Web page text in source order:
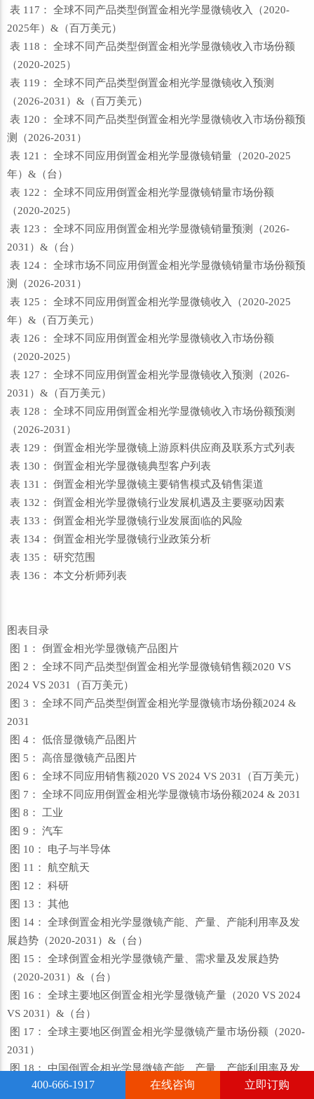
表 117： 全球不同产品类型倒置金相光学显微镜收入（2020-
2025年）&（百万美元）
表 118： 全球不同产品类型倒置金相光学显微镜收入市场份额
（2020-2025）
表 119： 全球不同产品类型倒置金相光学显微镜收入预测
（2026-2031）&（百万美元）
表 120： 全球不同产品类型倒置金相光学显微镜收入市场份额预
测（2026-2031）
表 121： 全球不同应用倒置金相光学显微镜销量（2020-2025
年）&（台）
表 122： 全球不同应用倒置金相光学显微镜销量市场份额
（2020-2025）
表 123： 全球不同应用倒置金相光学显微镜销量预测（2026-
2031）&（台）
表 124： 全球市场不同应用倒置金相光学显微镜销量市场份额预
测（2026-2031）
表 125： 全球不同应用倒置金相光学显微镜收入（2020-2025
年）&（百万美元）
表 126： 全球不同应用倒置金相光学显微镜收入市场份额
（2020-2025）
表 127： 全球不同应用倒置金相光学显微镜收入预测（2026-
2031）&（百万美元）
表 128： 全球不同应用倒置金相光学显微镜收入市场份额预测
（2026-2031）
表 129： 倒置金相光学显微镜上游原料供应商及联系方式列表
表 130： 倒置金相光学显微镜典型客户列表
表 131： 倒置金相光学显微镜主要销售模式及销售渠道
表 132： 倒置金相光学显微镜行业发展机遇及主要驱动因素
表 133： 倒置金相光学显微镜行业发展面临的风险
表 134： 倒置金相光学显微镜行业政策分析
表 135： 研究范围
表 136： 本文分析师列表
图表目录
图 1： 倒置金相光学显微镜产品图片
图 2： 全球不同产品类型倒置金相光学显微镜销售额2020 VS
2024 VS 2031（百万美元）
图 3： 全球不同产品类型倒置金相光学显微镜市场份额2024 &
2031
图 4： 低倍显微镜产品图片
图 5： 高倍显微镜产品图片
图 6： 全球不同应用销售额2020 VS 2024 VS 2031（百万美元）
图 7： 全球不同应用倒置金相光学显微镜市场份额2024 & 2031
图 8： 工业
图 9： 汽车
图 10： 电子与半导体
图 11： 航空航天
图 12： 科研
图 13： 其他
图 14： 全球倒置金相光学显微镜产能、产量、产能利用率及发
展趋势（2020-2031）&（台）
图 15： 全球倒置金相光学显微镜产量、需求量及发展趋势
（2020-2031）&（台）
图 16： 全球主要地区倒置金相光学显微镜产量（2020 VS 2024
VS 2031）&（台）
图 17： 全球主要地区倒置金相光学显微镜产量市场份额（2020-
2031）
图 18： 中国倒置金相光学显微镜产能、产量、产能利用率及发
展趋势（2020-2031）&（台）
400-666-1917 在线咨询 立即订购